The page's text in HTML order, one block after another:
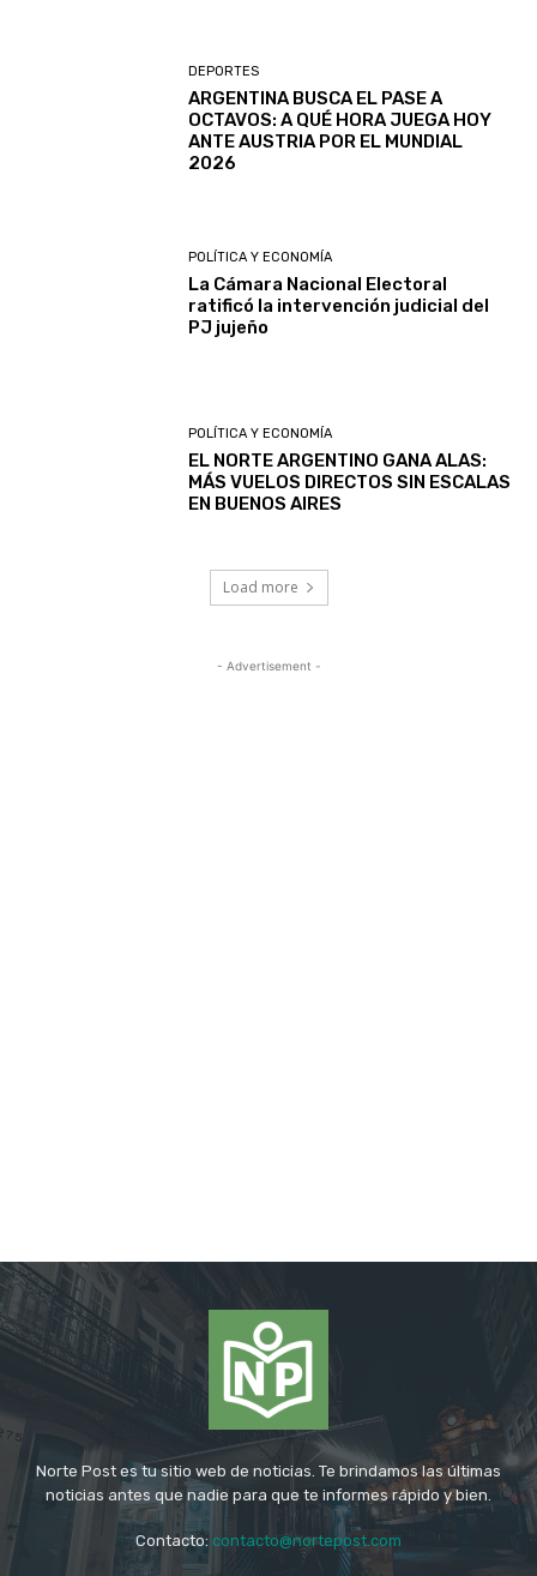
DEPORTES
ARGENTINA BUSCA EL PASE A
OCTAVOS: A QUÉ HORA JUEGA HOY
ANTE AUSTRIA POR EL MUNDIAL
2026
POLÍTICA Y ECONOMÍA
La Cámara Nacional Electoral
ratificó la intervención judicial del
PJ jujeño
POLÍTICA Y ECONOMÍA
EL NORTE ARGENTINO GANA ALAS:
MÁS VUELOS DIRECTOS SIN ESCALAS
EN BUENOS AIRES
Load more
- Advertisement -
Norte Post es tu sitio web de noticias. Te brindamos las últimas
noticias antes que nadie para que te informes rápido y bien.
Contacto: contacto@nortepost.com